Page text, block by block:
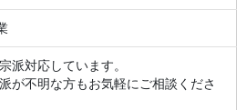
派対応しています。
が不明な方もお気軽にご相談くださ